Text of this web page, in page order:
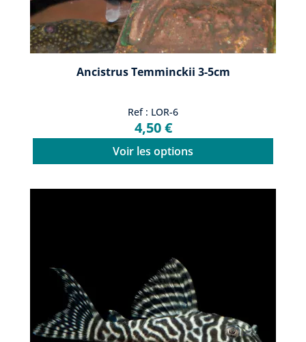
Ancistrus Temminckii 3-5cm
Ref : LOR-6
4,50 €
Voir les options